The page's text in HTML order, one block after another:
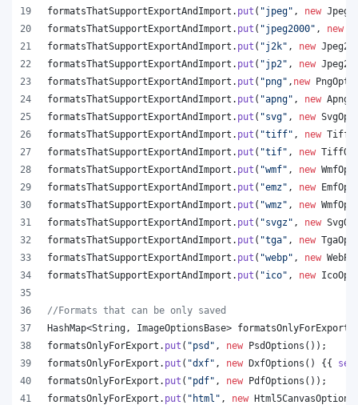
formatsThatSupportExportAndImport . put ( "jpeg" , new
formatsThatSupportExportAndImport . put ( "jpeg2000" , new
formatsThatSupportExportAndImport . put ( "j2k" , new
formatsThatSupportExportAndImport . put ( "jp2" , new
formatsThatSupportExportAndImport . put ( "png" , new
formatsThatSupportExportAndImport . put ( "apng" , new
formatsThatSupportExportAndImport . put ( "svg" , new
formatsThatSupportExportAndImport . put ( "tiff" , new
formatsThatSupportExportAndImport . put ( "tif" , new
formatsThatSupportExportAndImport . put ( "wmf" , new
formatsThatSupportExportAndImport . put ( "emz" , new
formatsThatSupportExportAndImport . put ( "wmz" , new
formatsThatSupportExportAndImport . put ( "svgz" , new
formatsThatSupportExportAndImport . put ( "tga" , new
formatsThatSupportExportAndImport . put ( "webp" , new
formatsThatSupportExportAndImport . put ( "ico" , new
//Formats that can be only saved
HashMap<String , ImageOptionsBase> formatsOnlyForExport
formatsOnlyForExport . put ( "psd" , new PsdOptions ());
formatsOnlyForExport . put ( "dxf" , new DxfOptions () {{
formatsOnlyForExport . put ( "pdf" , new PdfOptions ());
formatsOnlyForExport . put ( "html" , new Html5CanvasOptions